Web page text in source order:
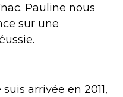
Pauline nous
sur une
suis arrivée en 2011,